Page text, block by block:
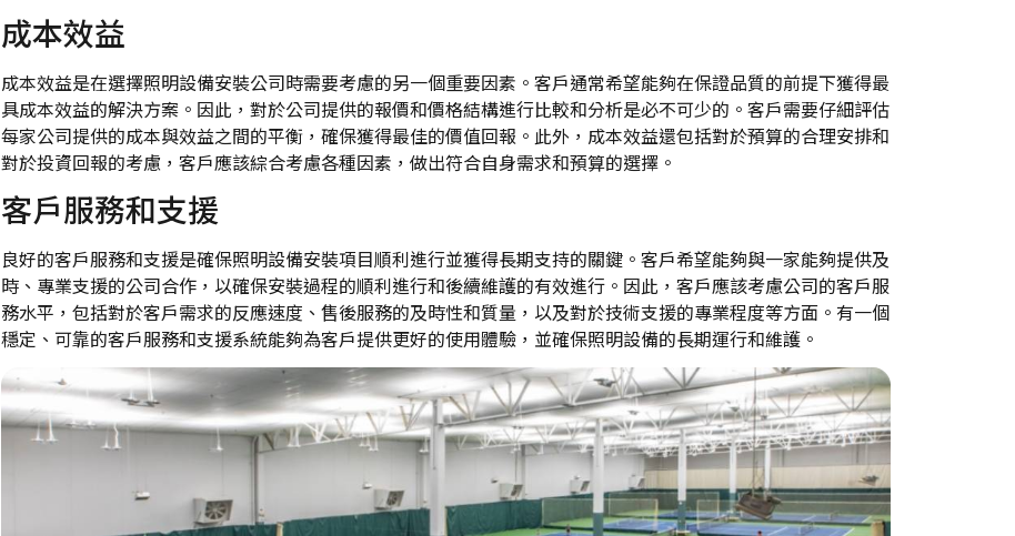
成本效益
成本效益是在選擇照明設備安裝公司時需要考慮的另一個重要因素。客戶通常希望能夠在保證品質的前提下獲得最
具成本效益的解決方案。因此，對於公司提供的報價和價格結構進行比較和分析是必不可少的。客戶需要仔細評估
每家公司提供的成本與效益之間的平衡，確保獲得最佳的價值回報。此外，成本效益還包括對於預算的合理安排和
對於投資回報的考慮，客戶應該綜合考慮各種因素，做出符合自身需求和預算的選擇。
客戶服務和支援
良好的客戶服務和支援是確保照明設備安裝項目順利進行並獲得長期支持的關鍵。客戶希望能夠與一家能夠提供及
時、專業支援的公司合作，以確保安裝過程的順利進行和後續維護的有效進行。因此，客戶應該考慮公司的客戶服
務水平，包括對於客戶需求的反應速度、售後服務的及時性和質量，以及對於技術支援的專業程度等方面。有一個
穩定、可靠的客戶服務和支援系統能夠為客戶提供更好的使用體驗，並確保照明設備的長期運行和維護。